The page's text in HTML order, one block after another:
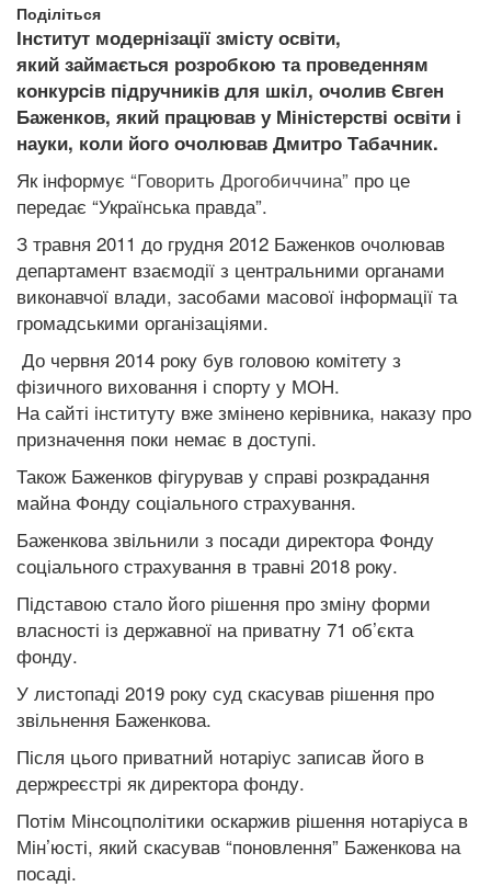
Поділіться
Інститут модернізації змісту освіти,
який займається розробкою та проведенням
конкурсів підручників для шкіл, очолив Євген
Баженков, який працював у Міністерстві освіти і
науки, коли його очолював Дмитро Табачник.
Як інформує “Говорить Дрогобиччина” про це
передає “Українська правда”.
З травня 2011 до грудня 2012 Баженков очолював
департамент взаємодії з центральними органами
виконавчої влади, засобами масової інформації та
громадськими організаціями.
До червня 2014 року був головою комітету з
фізичного виховання і спорту у МОН.
На сайті інституту вже змінено керівника, наказу про
призначення поки немає в доступі.
Також Баженков фігурував у справі розкрадання
майна Фонду соціального страхування.
Баженкова звільнили з посади директора Фонду
соціального страхування в травні 2018 року.
Підставою стало його рішення про зміну форми
власності із державної на приватну 71 об’єкта
фонду.
У листопаді 2019 року суд скасував рішення про
звільнення Баженкова.
Після цього приватний нотаріус записав його в
держреєстрі як директора фонду.
Потім Мінсоцполітики оскаржив рішення нотаріуса в
Мін’юсті, який скасував “поновлення” Баженкова на
посаді.